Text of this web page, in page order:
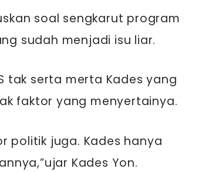
soal sengkarut program
sudah menjadi isu liar.
tak serta merta Kades yang
faktor yang menyertainya.
politik juga. Kades hanya
Kades Yon.